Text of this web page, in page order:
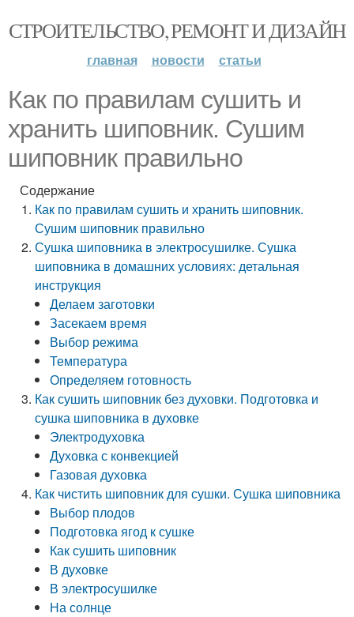
СТРОИТЕЛЬСТВО, РЕМОНТ И ДИЗАЙН
главная новости статьи
Как по правилам сушить и
хранить шиповник. Сушим
шиповник правильно
Содержание
Как по правилам сушить и хранить шиповник.
Сушим шиповник правильно
Сушка шиповника в электросушилке. Сушка
шиповника в домашних условиях: детальная
инструкция
Делаем заготовки
Засекаем время
Выбор режима
Температура
Определяем готовность
Как сушить шиповник без духовки. Подготовка и
сушка шиповника в духовке
Электродуховка
Духовка с конвекцией
Газовая духовка
Как чистить шиповник для сушки. Сушка шиповника
Выбор плодов
Подготовка ягод к сушке
Как сушить шиповник
В духовке
В электросушилке
На солнце